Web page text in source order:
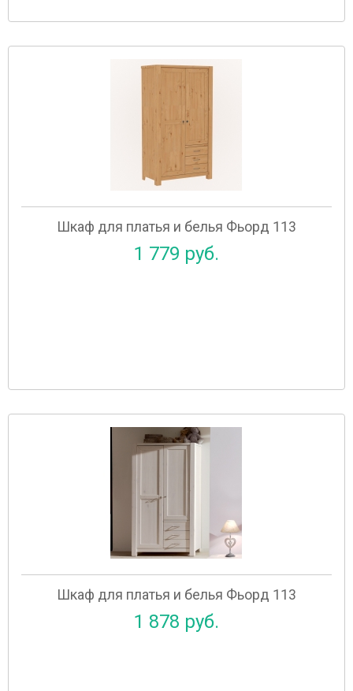
Шкаф для платья и белья Фьорд 113
1 779 руб.
Шкаф для платья и белья Фьорд 113
1 878 руб.